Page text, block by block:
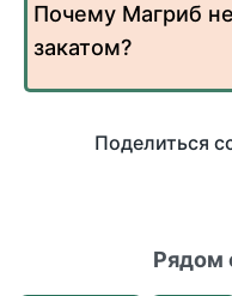
Почему Магриб
закатом?
Поделиться
Рядом